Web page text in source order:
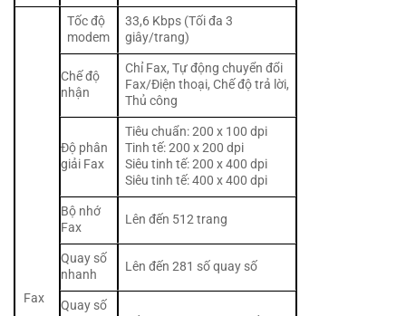
Fax
Tốc độ
modem
33,6 Kbps (Tối đa 3
giây/trang)
Chế độ
nhận
Chỉ Fax, Tự động chuyển đổi
Fax/Điện thoại, Chế độ trả lời,
Thủ công
Độ phân
giải Fax
Tiêu chuẩn: 200 x 100 dpi
Tinh tế: 200 x 200 dpi
Siêu tinh tế: 200 x 400 dpi
Siêu tinh tế: 400 x 400 dpi
Bộ nhớ
Fax
Lên đến 512 trang
Quay số
nhanh
Lên đến 281 số quay số
Quay số